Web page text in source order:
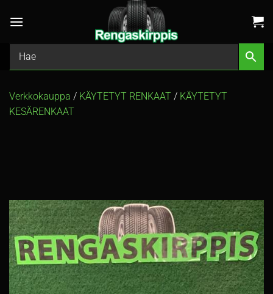
Verkkokauppa / KÄYTETYT RENKAAT / KÄYTETYT
KESÄRENKAAT